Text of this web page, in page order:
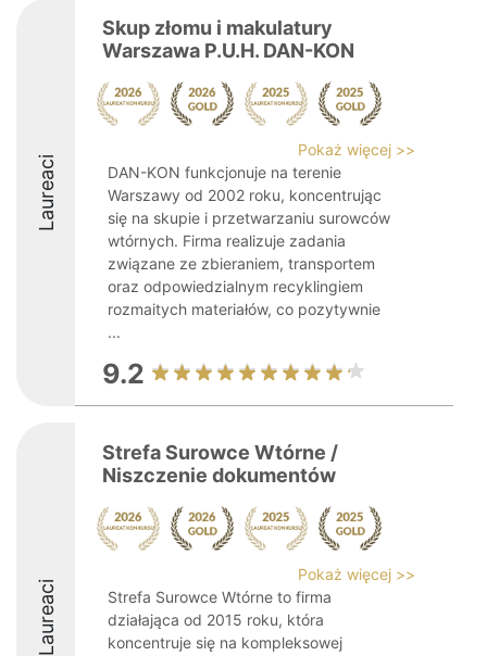
Laureaci
Skup złomu i makulatury
Warszawa P.U.H. DAN-KON
Pokaż więcej >>
DAN-KON funkcjonuje na terenie
Warszawy od 2002 roku, koncentrując
się na skupie i przetwarzaniu surowców
wtórnych. Firma realizuje zadania
związane ze zbieraniem, transportem
oraz odpowiedzialnym recyklingiem
rozmaitych materiałów, co pozytywnie
...
9.2
Laureaci
Strefa Surowce Wtórne /
Niszczenie dokumentów
Pokaż więcej >>
Strefa Surowce Wtórne to firma
działająca od 2015 roku, która
koncentruje się na kompleksowej